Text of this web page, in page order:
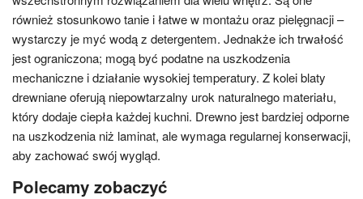
również stosunkowo tanie i łatwe w montażu oraz pielęgnacji –
wystarczy je myć wodą z detergentem. Jednakże ich trwałość
jest ograniczona; mogą być podatne na uszkodzenia
mechaniczne i działanie wysokiej temperatury. Z kolei blaty
drewniane oferują niepowtarzalny urok naturalnego materiału,
który dodaje ciepła każdej kuchni. Drewno jest bardziej odporne
na uszkodzenia niż laminat, ale wymaga regularnej konserwacji,
aby zachować swój wygląd.
Polecamy zobaczyć